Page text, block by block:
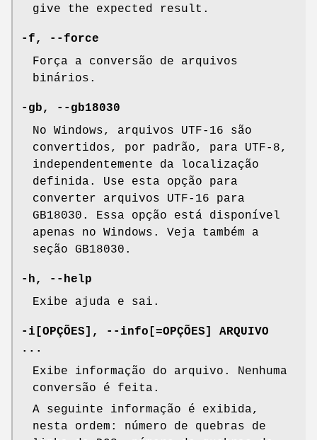
give the expected result.
-f, --force
Força a conversão de arquivos
binários.
-gb, --gb18030
No Windows, arquivos UTF-16 são
convertidos, por padrão, para UTF-8,
independentemente da localização
definida. Use esta opção para
converter arquivos UTF-16 para
GB18030. Essa opção está disponível
apenas no Windows. Veja também a
seção GB18030.
-h, --help
Exibe ajuda e sai.
-i[OPÇÕES], --info[=OPÇÕES] ARQUIVO
...
Exibe informação do arquivo. Nenhuma
conversão é feita.
A seguinte informação é exibida,
nesta ordem: número de quebras de